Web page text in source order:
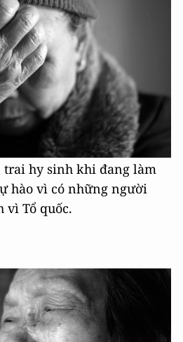
trai hy sinh khi đang làm
hào vì có những người
vì Tổ quốc.